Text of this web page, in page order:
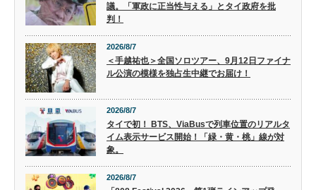
議。「軍政に正当性与える」とタイ政府を批
判！
2026/8/7
＜手越祐也＞全国ソロツアー、9月12日ファイナ
ル公演の模様を独占生中継でお届け！
2026/8/7
タイで初！ BTS、ViaBusで列車位置のリアルタ
イム表示サービス開始！「緑・黄・桃」線が対
象。
2026/8/7